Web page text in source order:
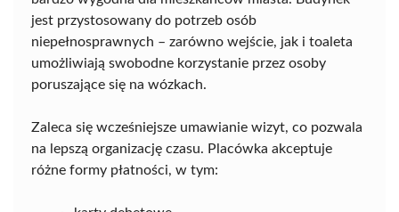
jest przystosowany do potrzeb osób
niepełnosprawnych – zarówno wejście, jak i toaleta
umożliwiają swobodne korzystanie przez osoby
poruszające się na wózkach.
Zaleca się wcześniejsze umawianie wizyt, co pozwala
na lepszą organizację czasu. Placówka akceptuje
różne formy płatności, w tym: